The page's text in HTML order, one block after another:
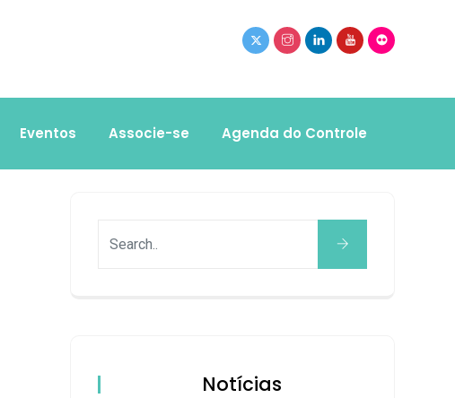
Eventos Associe-se Agenda do Controle
Notícias